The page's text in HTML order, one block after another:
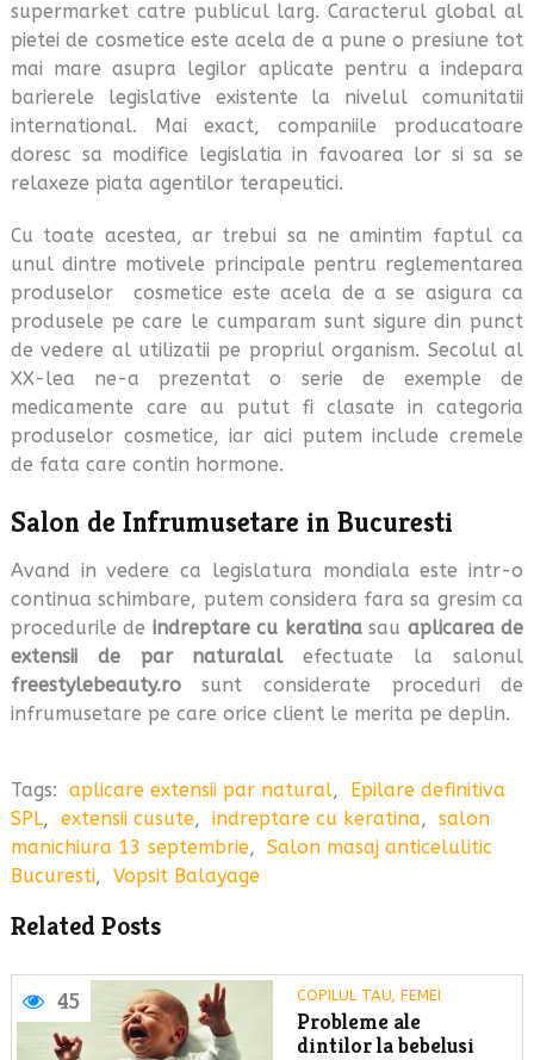
supermarket catre publicul larg. Caracterul global al
pietei de cosmetice este acela de a pune o presiune tot
mai mare asupra legilor aplicate pentru a indepara
barierele legislative existente la nivelul comunitatii
international. Mai exact, companiile producatoare
doresc sa modifice legislatia in favoarea lor si sa se
relaxeze piata agentilor terapeutici.
Cu toate acestea, ar trebui sa ne amintim faptul ca
unul dintre motivele principale pentru reglementarea
produselor cosmetice este acela de a se asigura ca
produsele pe care le cumparam sunt sigure din punct
de vedere al utilizatii pe propriul organism. Secolul al
XX-lea ne-a prezentat o serie de exemple de
medicamente care au putut fi clasate in categoria
produselor cosmetice, iar aici putem include cremele
de fata care contin hormone.
Salon de Infrumusetare in Bucuresti
Avand in vedere ca legislatura mondiala este intr-o
continua schimbare, putem considera fara sa gresim ca
procedurile de indreptare cu keratinasau aplicarea de
extensii de par naturalalefectuate la salonul
freestylebeauty.rosunt considerate proceduri de
infrumusetare pe care orice client le merita pe deplin.
Tags: aplicare extensii par natural,
Epilare definitiva
SPL, extensii cusute, indreptare cu keratina, salon
manichiura 13 septembrie, Salon masaj anticelulitic
Bucuresti, Vopsit Balayage
Related Posts
45 COPILUL TAU, FEMEI
Probleme ale
dintilor la bebelusi